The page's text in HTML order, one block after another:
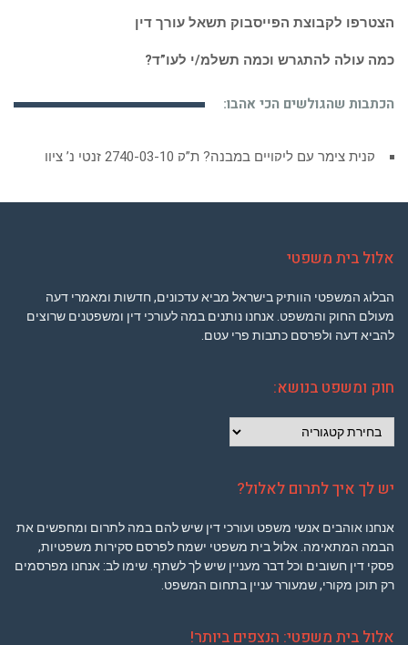
הצטרפו לקבוצת הפייסבוק תשאל עורך דין
כמה עולה להתגרש וכמה תשלמ/י לעו”ד?
הכתבות שהגולשים הכי אהבו:
קנית צימר עם ליקויים במבנה? ת”ק 2740-03-10 זנטי נ’ ציון
אלול בית משפטי
הבלוג המשפטי הוותיק בישראל מביא עדכונים, חדשות ומאמרי דעה
מעולם החוק והמשפט. אנחנו נותנים במה לעורכי דין ומשפטנים שרוצים
להביא דעה ולפרסם כתבות פרי עטם.
חוק ומשפט בנושא:
ומשפט
יש לך איך לתרום לאלול?
אנחנו אוהבים אנשי משפט ועורכי דין שיש להם במה לתרום ומחפשים את
הבמה המתאימה. אלול בית משפטי ישמח לפרסם סקירות משפטיות,
פסקי דין חשובים וכל דבר מעניין שיש לך לשתף. שימו לב: אנחנו מפרסמים
רק תוכן מקורי, שמעורר עניין בתחום המשפט.
אלול בית משפטי: הנצפים ביותר!